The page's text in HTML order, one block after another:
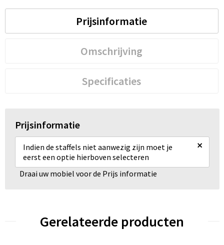
Prijsinformatie
Omschrijving
Specificaties
Prijsinformatie
Indien de staffels niet aanwezig zijn moet je
eerst een optie hierboven selecteren
×
Draai uw mobiel voor de Prijs informatie
Gerelateerde producten